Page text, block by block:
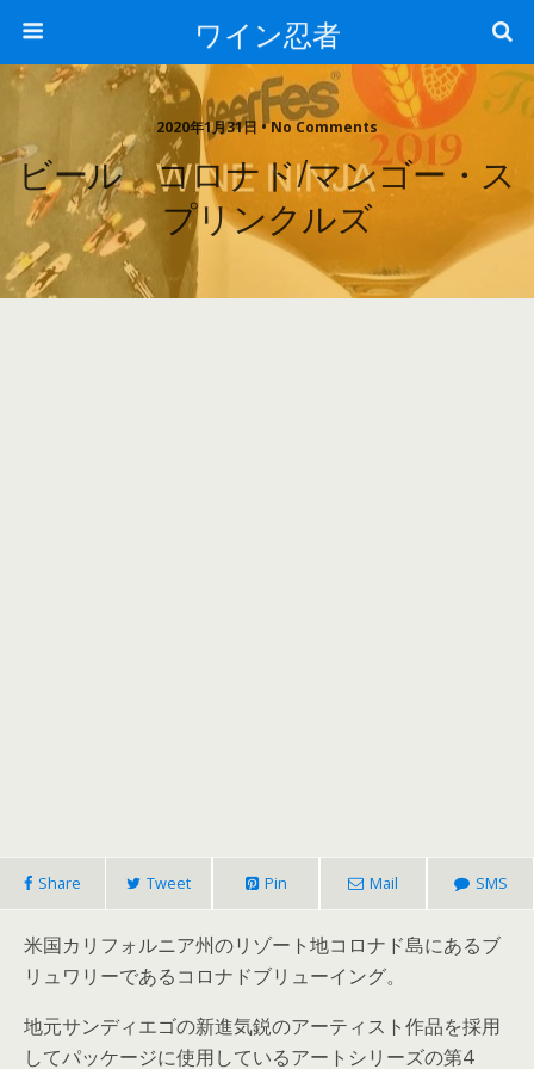
ワイン忍者
2020年1月31日 • No Comments
ビール コロナド/マンゴー・ス
プリンクルズ
Share Tweet Pin Mail SMS
米国カリフォルニア州のリゾート地コロナド島にあるブ
リュワリーであるコロナドブリューイング。
地元サンディエゴの新進気鋭のアーティスト作品を採用
してパッケージに使用しているアートシリーズの第4